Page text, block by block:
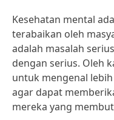
Kesehatan mental
terabaikan oleh
adalah masalah
dengan serius. Oleh
untuk mengenal
agar dapat
mereka yang